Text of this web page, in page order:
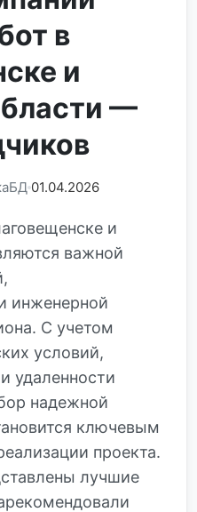
в
и
—
01.04.2026
и
важной
инженерной
С учетом
условий,
удаленности
надежной
ключевым
проекта.
лучшие